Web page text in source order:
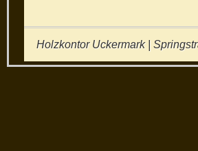
Holzkontor Uckermark |